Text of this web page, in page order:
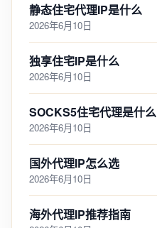
静态住宅代理IP是什么
2026年6月10日
独享住宅IP是什么
2026年6月10日
SOCKS5住宅代理是什么
2026年6月10日
国外代理IP怎么选
2026年6月10日
海外代理IP推荐指南